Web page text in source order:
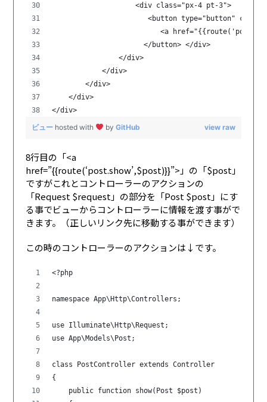
                    <div class="px-4 pt-3">
<button type="button"
<a
                      </button> </div>
                </div>
            </div>
        </div>
    </div>
</div>
view raw
ビュー hosted with byGitHub
8行目の「<a
href=”{{route(‘post.show’,$post)}}”>」の「$post」
ですがこれとコントローラーのアクションの
「Request $request」の部分を「Post $post」にす
る事でビューからコントローラーに情報を渡す事がで
きます。（正しいリンク先に移動する事ができます）
この時のコントローラーのアクションは↓です。
<?php
namespace App\Http\Controllers;
use Illuminate\Http\Request;
use App\Models\Post;
class PostController extends Controller
{
    public function show(Post $post)